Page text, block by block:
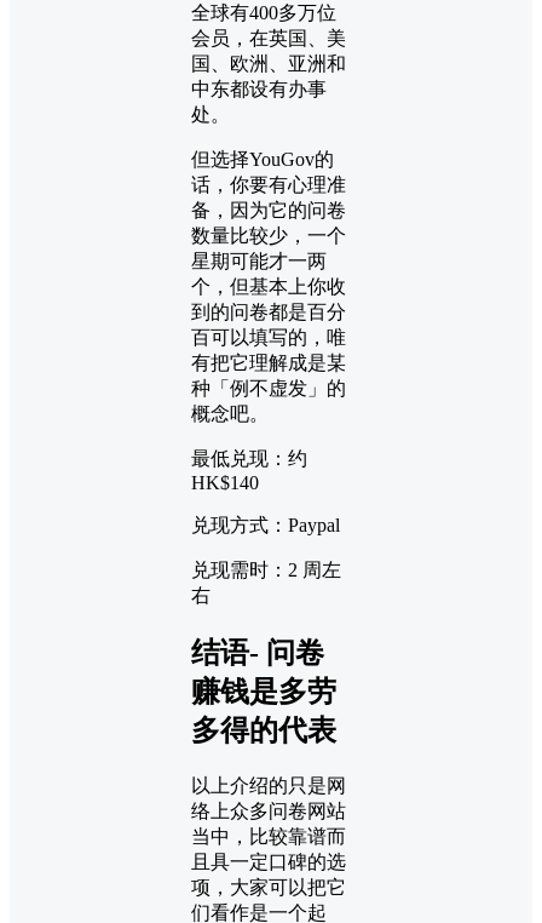
全球有400多万位
会员，在英国、美
国、欧洲、亚洲和
中东都设有办事
处。
但选择YouGov的
话，你要有心理准
备，因为它的问卷
数量比较少，一个
星期可能才一两
个，但基本上你收
到的问卷都是百分
百可以填写的，唯
有把它理解成是某
种「例不虚发」的
概念吧。
最低兑现：约
HK$140
兑现方式：Paypal
兑现需时：2 周左
右
结语- 问卷
赚钱是多劳
多得的代表
以上介绍的只是网
络上众多问卷网站
当中，比较靠谱而
且具一定口碑的选
项，大家可以把它
们看作是一个起